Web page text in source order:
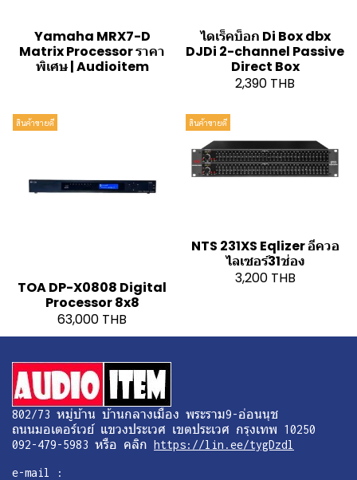
Yamaha MRX7-D
Matrix Processor ราคา
พิเศษ | Audioitem
ไดเร็คบ็อก Di Box dbx
DJDi 2-channel Passive
Direct Box
2,390 THB
สินค้าขายดี
TOA DP-X0808 Digital
Processor 8x8
63,000 THB
สินค้าขายดี
NTS 231XS Eqlizer อีควอ
ไลเซอร์31ช่อง
3,200 THB
802/73 หมู่บ้าน บ้านกลางเมือง พระราม9-อ่อนนุช
ถนนมอเตอร์เวย์ แขวงประเวศ เขตประเวศ กรุงเทพ 10250
092-479-5983 หรือ คลิก https://lin.ee/tygDzdl
e-mail :